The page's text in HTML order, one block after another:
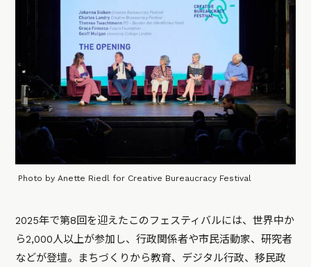
Photo by Anette Riedl for Creative Bureaucracy Festival
2025年で第8回を迎えたこのフェスティバルには、世界中か
ら2,000人以上が参加し、行政関係者や市民活動家、研究者
などが登壇。まちづくりから教育、デジタル行政、移民政